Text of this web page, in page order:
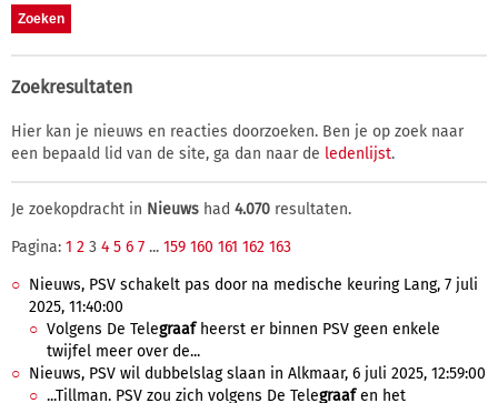
Zoekresultaten
Hier kan je nieuws en reacties doorzoeken. Ben je op zoek naar
een bepaald lid van de site, ga dan naar de ledenlijst.
Je zoekopdracht in Nieuws had 4.070 resultaten.
Pagina: 1 2 3 4 5 6 7 ... 159 160 161 162 163
Nieuws, PSV schakelt pas door na medische keuring Lang, 7 juli
2025, 11:40:00
Volgens De Telegraafheerst er binnen PSV geen enkele
twijfel meer over de...
Nieuws, PSV wil dubbelslag slaan in Alkmaar, 6 juli 2025, 12:59:00
...Tillman. PSV zou zich volgens De Telegraafen het